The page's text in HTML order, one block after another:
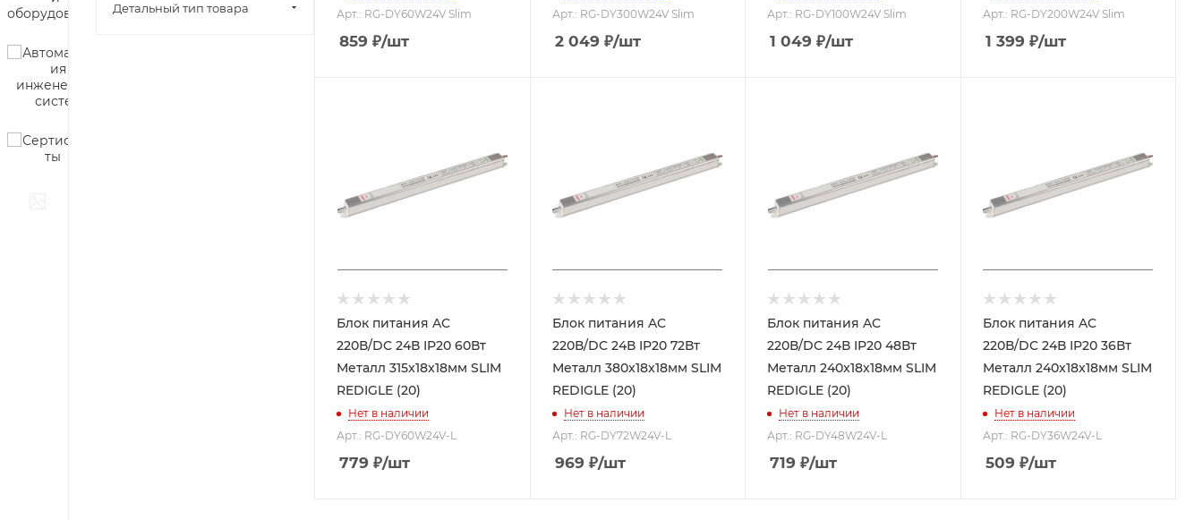
Арт.: RG-DY60W24V Slim
859 ₽/шт
Арт.: RG-DY300W24V Slim
2 049 ₽/шт
Арт.: RG-DY100W24V Slim
1 049 ₽/шт
Арт.: RG-DY200W24V Slim
1 399 ₽/шт
Блок питания AC
220В/DC 24В IP20 60Вт
Металл 315x18x18мм SLIM
REDIGLE (20)
Нет в наличии
Арт.: RG-DY60W24V-L
779 ₽/шт
Блок питания AC
220В/DC 24В IP20 72Вт
Металл 380x18x18мм SLIM
REDIGLE (20)
Нет в наличии
Арт.: RG-DY72W24V-L
969 ₽/шт
Блок питания AC
220В/DC 24В IP20 48Вт
Металл 240x18x18мм SLIM
REDIGLE (20)
Нет в наличии
Арт.: RG-DY48W24V-L
719 ₽/шт
Блок питания AC
220В/DC 24В IP20 36Вт
Металл 240x18x18мм SLIM
REDIGLE (20)
Нет в наличии
Арт.: RG-DY36W24V-L
509 ₽/шт
Детальный тип товара